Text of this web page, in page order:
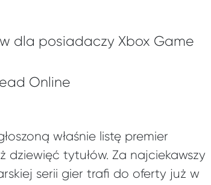
dla posiadaczy Xbox Game
Online
właśnie listę premier
dziewięć tytułów. Za najciekawszy
serii gier trafi do oferty już w